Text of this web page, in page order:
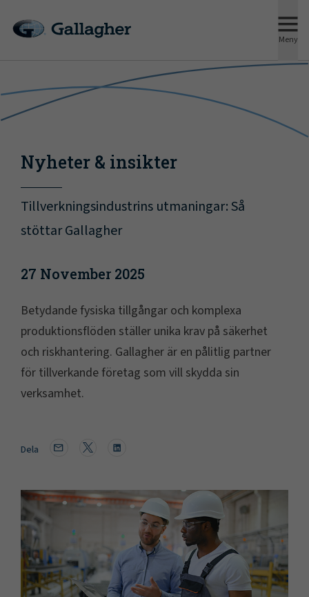
Meny
Nyheter & insikter
Tillverkningsindustrins utmaningar: Så
stöttar Gallagher
27 November 2025
Betydande fysiska tillgångar och komplexa
produktionsflöden ställer unika krav på säkerhet
och riskhantering. Gallagher är en pålitlig partner
för tillverkande företag som vill skydda sin
verksamhet.
Dela